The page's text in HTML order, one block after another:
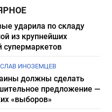
ударила по складу
из крупнейших
супермаркетов
ИНОЗЕМЦЕВ
должны сделать
предложение —
«выборов»